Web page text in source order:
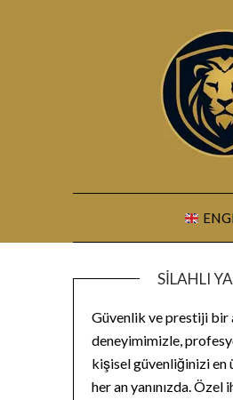
SILAHLI
Güvenlik ve prestiji bir
deneyimimizle,
kişisel güvenliğinizi en
her an yanınızda. Özel